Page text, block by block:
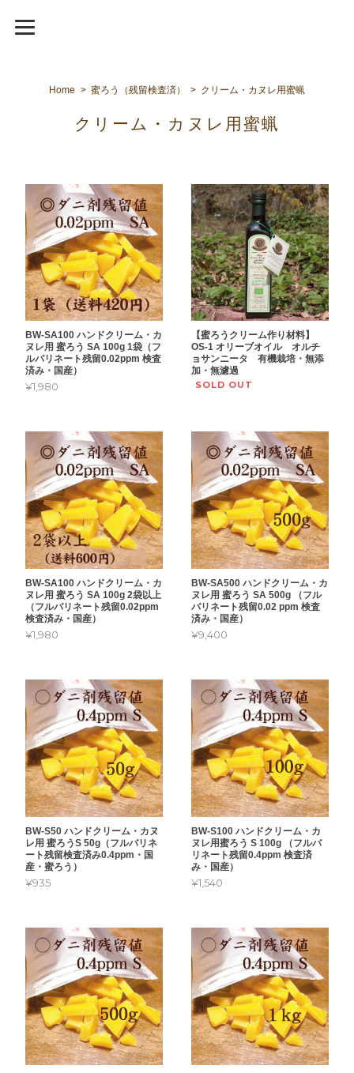
Home 蜜ろう（残留検査済） クリーム・カヌレ用蜜蝋
クリーム・カヌレ用蜜蝋
BW-SA100 ハンドクリーム・カ
ヌレ用 蜜ろう SA 100g 1袋（フ
ルバリネート残留0.02ppm 検査
済み・国産）
¥1,980
【蜜ろうクリーム作り材料】
OS-1 オリーブオイル オルチ
ョサンニータ 有機栽培・無添
加・無濾過
SOLD OUT
BW-SA100 ハンドクリーム・カ
ヌレ用 蜜ろう SA 100g 2袋以上
（フルバリネート残留0.02ppm
検査済み・国産）
¥1,980
BW-SA500 ハンドクリーム・カ
ヌレ用 蜜ろう SA 500g （フル
バリネート残留0.02 ppm 検査
済み・国産）
¥9,400
BW-S50 ハンドクリーム・カヌ
レ用 蜜ろうS 50g（フルバリネ
ート残留検査済み0.4ppm・国
産・蜜ろう）
¥935
BW-S100 ハンドクリーム・カ
ヌレ用蜜ろう S 100g （フルバ
リネート残留0.4ppm 検査済
み・国産）
¥1,540